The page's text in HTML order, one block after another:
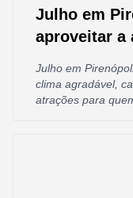
Julho em
aproveitar a
Julho em
clima agradável,
atrações para